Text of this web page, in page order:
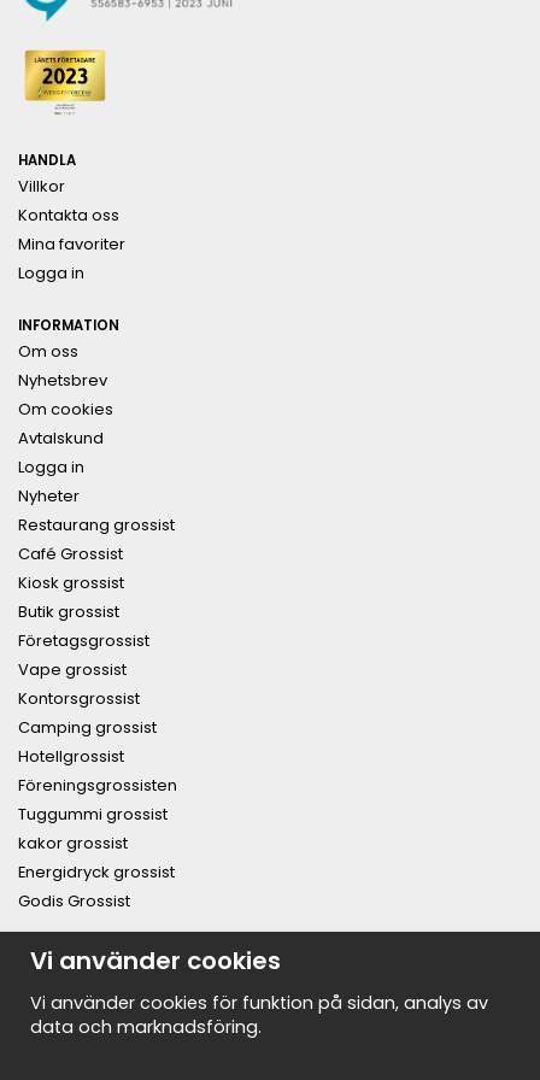
HANDLA
Villkor
Kontakta oss
Mina favoriter
Logga in
INFORMATION
Om oss
Nyhetsbrev
Om cookies
Avtalskund
Logga in
Nyheter
Restaurang grossist
Café Grossist
Kiosk grossist
Butik grossist
Företagsgrossist
Vape grossist
Kontorsgrossist
Camping grossist
Hotellgrossist
Föreningsgrossisten
Tuggummi grossist
kakor grossist
Energidryck grossist
Godis Grossist
PRENUMERERA PÅ NYHETSBREVET FÖR VÅRA BÄSTA
ERBJUDANDEN OCH NYHETER!
E-
postadress
Vi använder cookies
Vi använder cookies för funktion på sidan, analys av
data och marknadsföring.